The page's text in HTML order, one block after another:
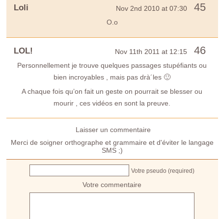
Loli Nov 2nd 2010 at 07:30 45
O.o
LOL! Nov 11th 2011 at 12:15 46
Personnellement je trouve quelques passages stupéfiants ou
bien incroyables , mais pas drà´les 🙂
A chaque fois qu’on fait un geste on pourrait se blesser ou
mourir , ces vidéos en sont la preuve.
Laisser un commentaire
Merci de soigner orthographe et grammaire et d'éviter le langage
SMS ;)
Votre pseudo (required)
Votre commentaire